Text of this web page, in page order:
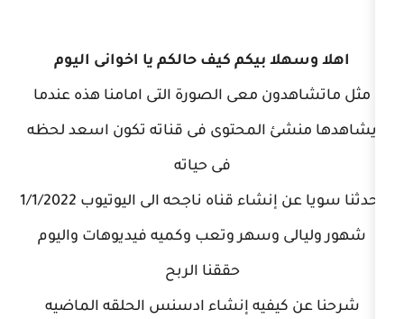
بيكم كيف حالكم يا اخوانى اليوم
معى الصورة التى امامنا هذه عندما
المحتوى فى قناته تكون اسعد لحظه
قناه ناجحه الى اليوتيوب 1/1/2022
وسهر وتعب وكميه فيديوهات واليوم
إنشاء ادسنس الحلقه الماضيه